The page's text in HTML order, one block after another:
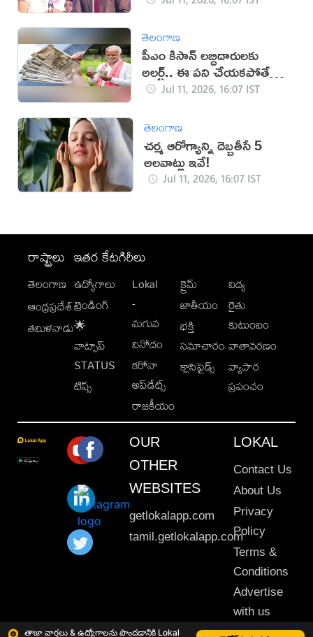
తాజా వార్తలు & ఉద్యోగాలను పొందడానికి Lokal
తెలంగాణ
పీఎం కిసాన్ లబ్దిదారులకు
అలర్ట్.. ఈ పని చేయకపోతే
డబ్బులు కట్!
Jul 11, 2026, 16:07 IST
తెలంగాణ
చర్మ ఆరోగ్యాన్ని దెబ్బతీసే 5
అలవాట్లు ఇవే!
Jul 11, 2026, 16:07 IST
రాష్ట్రాలు
తెలంగాణ
ఆంధ్రప్రదేశ్
తమిళనాడు
ఇతర కేటగిరీలు
ఉద్యోగాలు
ట్రెండింగ్
🌟
వాట్సాప్
STATUS
టిప్స్
Lokal
-
మగువ
వినోదం
కరోనా
అప్‌డేట్స్
రాజకీయం
క్రైమ్
జాతీయం
భక్తి
సమాచారం
క్లాసిఫైడ్స్
విద్య
రైతు
కుటుంబం
వాతావరణం
వ్యాపార
ప్రపంచం
OUR
OTHER
WEBSITES
getlokalapp.com
tamil.getlokalapp.com
LOKAL
Contact Us
About Us
Privacy
Policy
Terms &
Conditions
Advertise
with us
Sitemap